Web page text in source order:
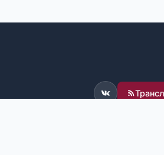
ВКонтакте